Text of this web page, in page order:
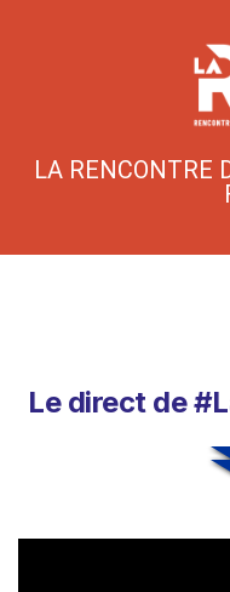
LA RENCONTRE
Le direct de